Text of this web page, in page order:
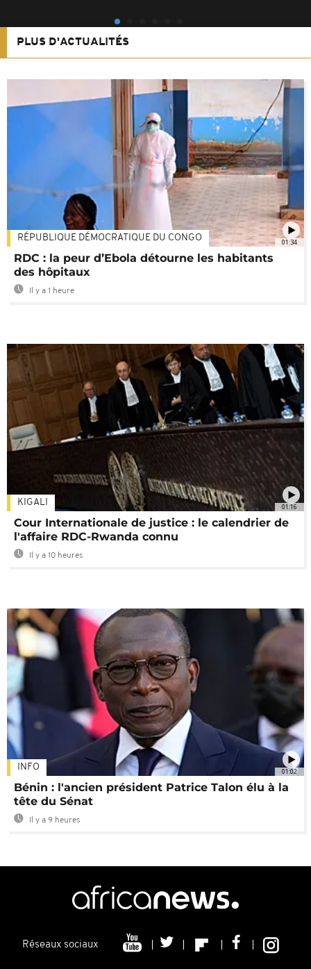
PLUS D'ACTUALITÉS
01:34
RÉPUBLIQUE DÉMOCRATIQUE DU CONGO
RDC : la peur d’Ebola détourne les habitants
des hôpitaux
Il y a 1 heure
01:16
KIGALI
Cour Internationale de justice : le calendrier de
l'affaire RDC-Rwanda connu
Il y a 10 heures
01:02
INFO
Bénin : l'ancien président Patrice Talon élu à la
tête du Sénat
Il y a 9 heures
Réseaux sociaux